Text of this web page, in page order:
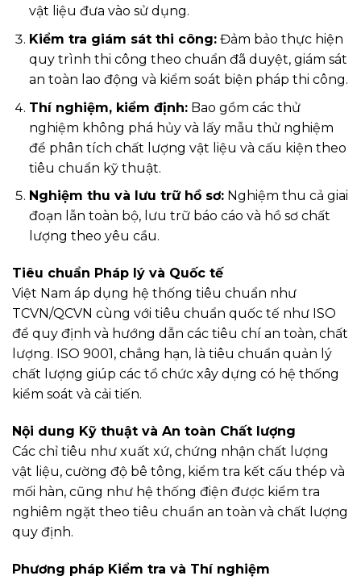
vật liệu đưa vào sử dụng.
Kiểm tra giám sát thi công:Đảm bảo thực hiện
quy trình thi công theo chuẩn đã duyệt, giám sát
an toàn lao động và kiểm soát biện pháp thi công.
Thí nghiệm, kiểm định:Bao gồm các thử
nghiệm không phá hủy và lấy mẫu thử nghiệm
để phân tích chất lượng vật liệu và cấu kiện theo
tiêu chuẩn kỹ thuật.
Nghiệm thu và lưu trữ hồ sơ:Nghiệm thu cả giai
đoạn lẫn toàn bộ, lưu trữ báo cáo và hồ sơ chất
lượng theo yêu cầu.
Tiêu chuẩn Pháp lý và Quốc tế
Việt Nam áp dụng hệ thống tiêu chuẩn như
TCVN/QCVN cùng với tiêu chuẩn quốc tế như ISO
để quy định và hướng dẫn các tiêu chí an toàn, chất
lượng. ISO 9001, chẳng hạn, là tiêu chuẩn quản lý
chất lượng giúp các tổ chức xây dựng có hệ thống
kiểm soát và cải tiến.
Nội dung Kỹ thuật và An toàn Chất lượng
Các chỉ tiêu như xuất xứ, chứng nhận chất lượng
vật liệu, cường độ bê tông, kiểm tra kết cấu thép và
mối hàn, cũng như hệ thống điện được kiểm tra
nghiêm ngặt theo tiêu chuẩn an toàn và chất lượng
quy định.
Phương pháp Kiểm tra và Thí nghiệm